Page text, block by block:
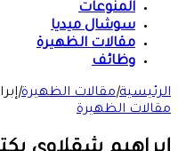
المنوعات
سوشال ميديا
مقالات الظهيرة
وظائف
الرئيسية|مقالات الظهيرة|
مقالات الظهيرة